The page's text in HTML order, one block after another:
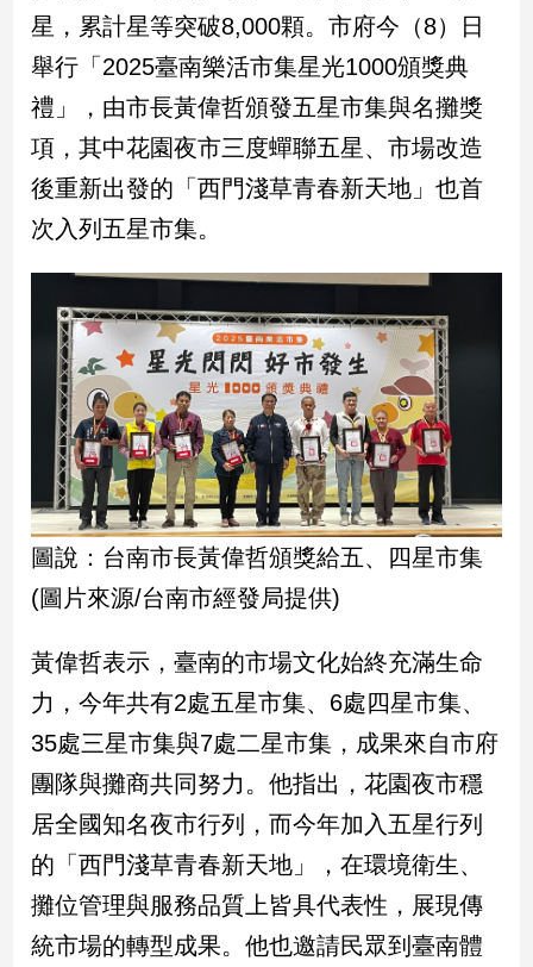
政
治
焦
品
觀
點
民
調
觀
點
兩
岸/
國
際
會/
地
方
新
病
毒
專
區
南
星，累計星等突破8,000顆。市府今（8）日
舉行「2025臺南樂活市集星光1000頒獎典
禮」，由市長黃偉哲頒發五星市集與名攤獎
項，其中花園夜市三度蟬聯五星、市場改造
後重新出發的「西門淺草青春新天地」也首
次入列五星市集。
圖說：台南市長黃偉哲頒獎給五、四星市集
(圖片來源/台南市經發局提供)
黃偉哲表示，臺南的市場文化始終充滿生命
力，今年共有2處五星市集、6處四星市集、
35處三星市集與7處二星市集，成果來自市府
團隊與攤商共同努力。他指出，花園夜市穩
居全國知名夜市行列，而今年加入五星行列
的「西門淺草青春新天地」，在環境衛生、
攤位管理與服務品質上皆具代表性，展現傳
統市場的轉型成果。他也邀請民眾到臺南體